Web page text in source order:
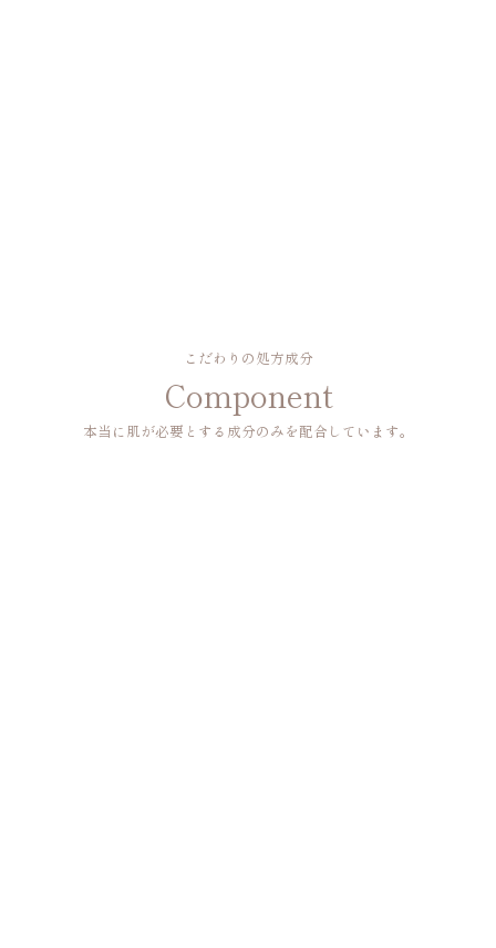
こだわりの処方成分
Component
本当に肌が必要とする成分のみを配合しています。